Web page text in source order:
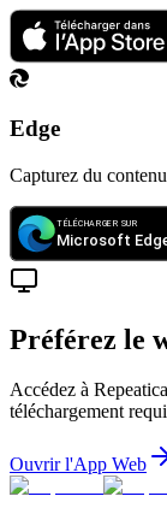
Edge
Capturez du
Préférez le
Accédez à
téléchargement
Ouvrir l'App Web